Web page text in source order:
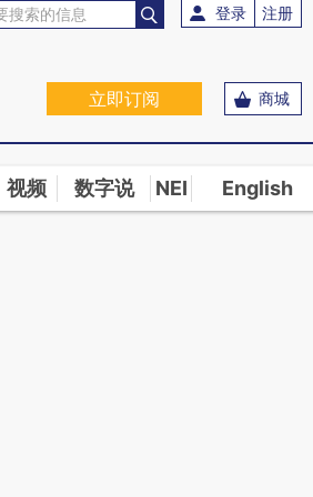
实意图存在偏差。不代表财新观点和立场。推荐
登录 注册
商城
立即订阅
视频 数字说 NEI English